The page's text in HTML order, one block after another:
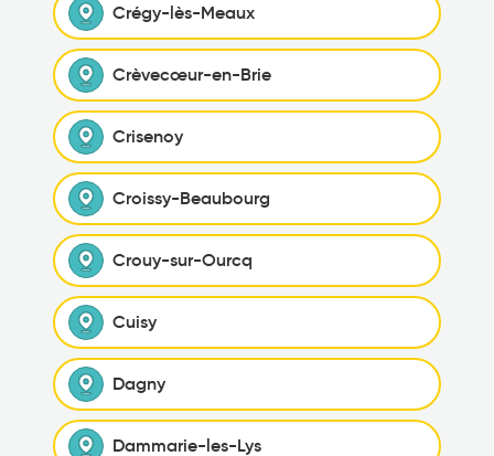
Crégy-lès-Meaux
Crèvecœur-en-Brie
Crisenoy
Croissy-Beaubourg
Crouy-sur-Ourcq
Cuisy
Dagny
Dammarie-les-Lys